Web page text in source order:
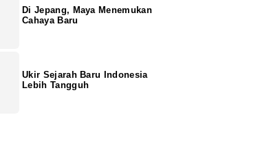
Di Jepang, Maya Menemukan
Cahaya Baru
Ukir Sejarah Baru Indonesia
Lebih Tangguh